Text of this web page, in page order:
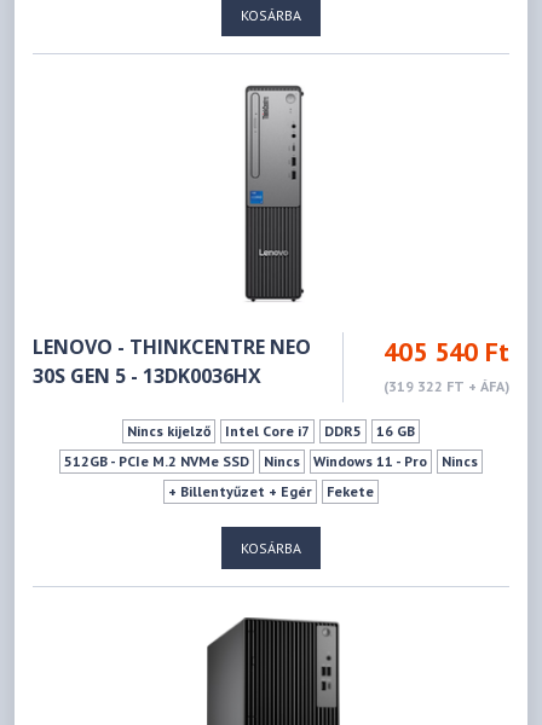
KOSÁRBA
LENOVO - THINKCENTRE NEO
30S GEN 5 - 13DK0036HX
405 540 Ft
(319 322 FT + ÁFA)
Nincs kijelző Intel Core i7 DDR5
16 GB
512GB - PCIe M.2 NVMe SSD
Nincs Windows 11 - Pro
Nincs
+ Billentyűzet + Egér
Fekete
KOSÁRBA